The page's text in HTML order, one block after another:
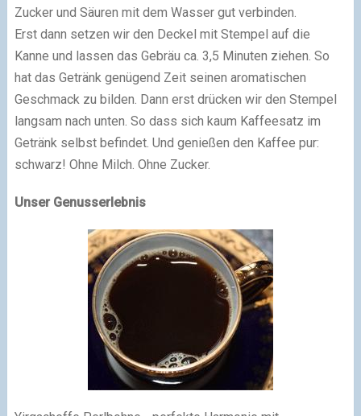
Zucker und Säuren mit dem Wasser gut verbinden.
Erst dann setzen wir den Deckel mit Stempel auf die
Kanne und lassen das Gebräu ca. 3,5 Minuten ziehen. So
hat das Getränk genügend Zeit seinen aromatischen
Geschmack zu bilden. Dann erst drücken wir den Stempel
langsam nach unten. So dass sich kaum Kaffeesatz im
Getränk selbst befindet. Und genießen den Kaffee pur:
schwarz! Ohne Milch. Ohne Zucker.
Unser Genusserlebnis